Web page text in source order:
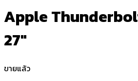
Apple
27"
ขายแล้ว